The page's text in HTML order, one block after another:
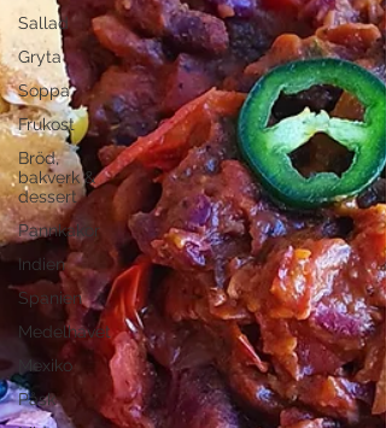
Sallad
Gryta
Soppa
Frukost
Bröd,
bakverk &
dessert
Pannkakor
Indien
Spanien
Medelhavet
Mexiko
Påsk